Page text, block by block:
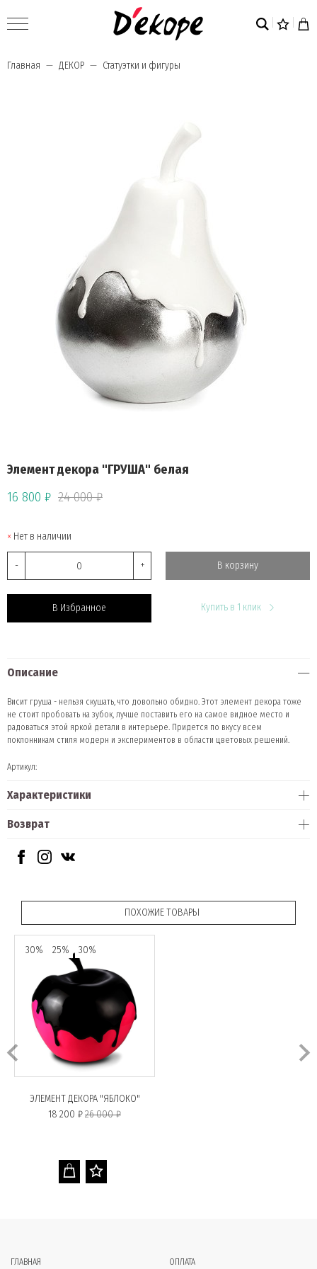
Главная ДЕКОР Статуэтки и фигуры
Элемент декора "ГРУША" белая
16 800 ₽ 24 000 ₽
Нет в наличии
- + В корзину
В Избранное Купить в 1 клик
Описание
Висит груша - нельзя скушать, что довольно обидно. Этот элемент декора тоже
не стоит пробовать на зубок, лучше поставить его на самое видное место и
радоваться этой яркой детали в интерьере. Придется по вкусу всем
поклонникам стиля модерн и экспериментов в области цветовых решений.
Артикул:
Характеристики
Возврат
ПОХОЖИЕ ТОВАРЫ
30% 25% 30%
ЭЛЕМЕНТ ДЕКОРА "ЯБЛОКО"
18 200 ₽26 000 ₽
ГЛАВНАЯ ОПЛАТА